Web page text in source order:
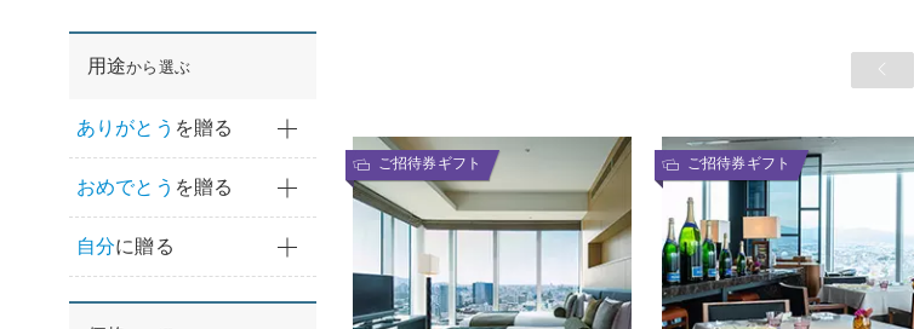
用途から選ぶ
ありがとう を贈る
おめでとう を贈る
自分に贈る
ご招待券ギフト ご招待券ギフト